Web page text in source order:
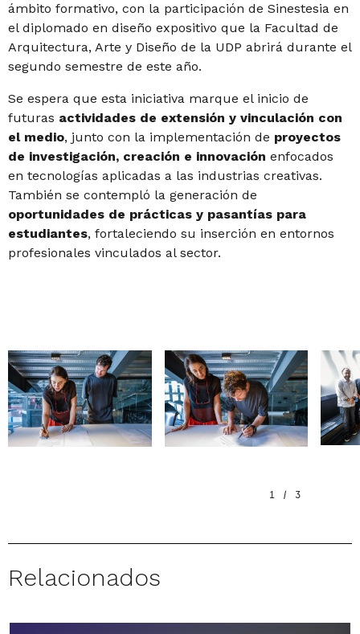
ámbito formativo, con la participación de Sinestesia en
el diplomado en diseño expositivo que la Facultad de
Arquitectura, Arte y Diseño de la UDP abrirá durante el
segundo semestre de este año.
Se espera que esta iniciativa marque el inicio de
futuras actividades de extensión y vinculación con
el medio, junto con la implementación de proyectos
de investigación, creación e innovación enfocados
en tecnologías aplicadas a las industrias creativas.
También se contempló la generación de
oportunidades de prácticas y pasantías para
estudiantes, fortaleciendo su inserción en entornos
profesionales vinculados al sector.
1 / 3
Relacionados